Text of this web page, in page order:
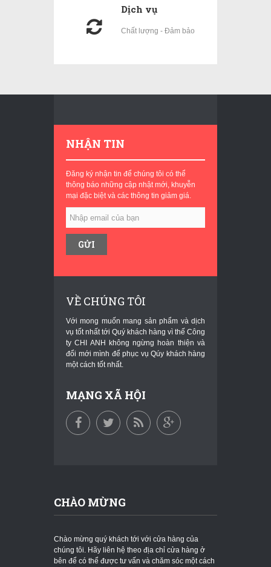
Dịch vụ
Chất lượng - Đảm bảo
NHẬN TIN
Đăng ký nhận tin để chúng tôi có thể
thông báo những cập nhật mới, khuyễn
mại đặc biệt và các thông tin giảm giá.
VỀ CHÚNG TÔI
Với mong muốn mang sản phẩm và dịch
vụ tốt nhất tới Quý khách hàng vì thế Công
ty CHI ANH không ngừng hoàn thiện và
đổi mới mình để phục vụ Qúy khách hàng
một cách tốt nhất.
MẠNG XÃ HỘI
CHÀO MỪNG
Chào mừng quý khách tới với cửa hàng của
chúng tôi. Hãy liên hệ theo địa chỉ cửa hàng ở
bên để có thể được tư vấn và chăm sóc một cách